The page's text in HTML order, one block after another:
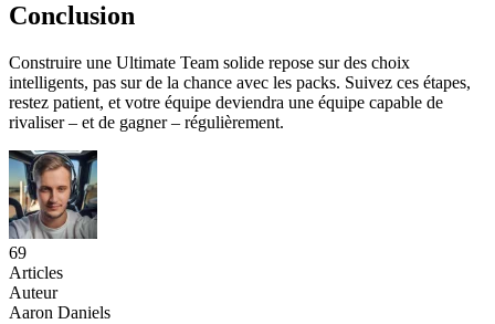
Conclusion
Construire une Ultimate Team solide repose sur des choix
intelligents, pas sur de la chance avec les packs. Suivez ces étapes,
restez patient, et votre équipe deviendra une équipe capable de
rivaliser – et de gagner – régulièrement.
69
Articles
Auteur
Aaron Daniels